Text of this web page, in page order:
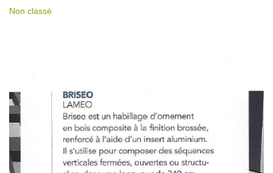
Non classé